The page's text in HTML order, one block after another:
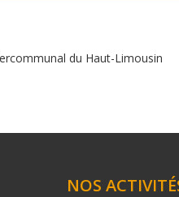
du Haut-Limousin
NOS